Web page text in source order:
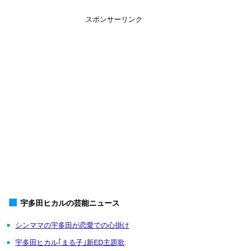
スポンサーリンク
宇多田ヒカルの芸能ニュース
シンママの宇多田が恋愛での心掛け
宇多田ヒカル｢まる子｣新ED主題歌